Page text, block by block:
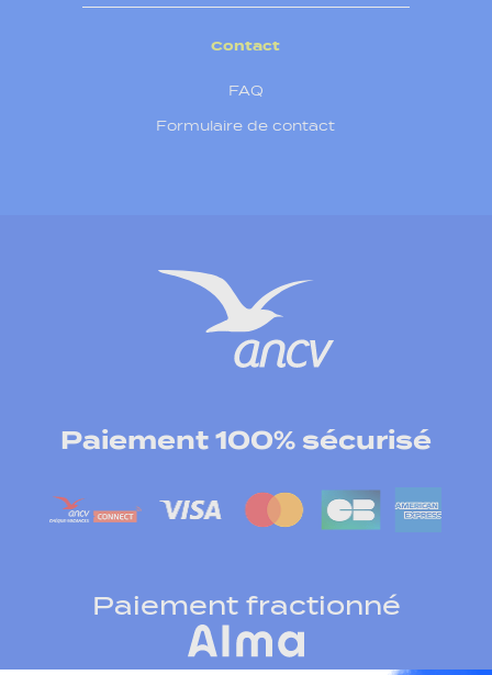
Contact
FAQ
Formulaire de contact
Paiement 100% sécurisé
Paiement fractionné